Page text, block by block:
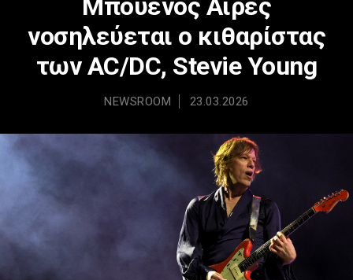
νοσηλεύεται ο κιθαρίστας
των AC/DC, Stevie Young
NEWSROOM 23.03.2026